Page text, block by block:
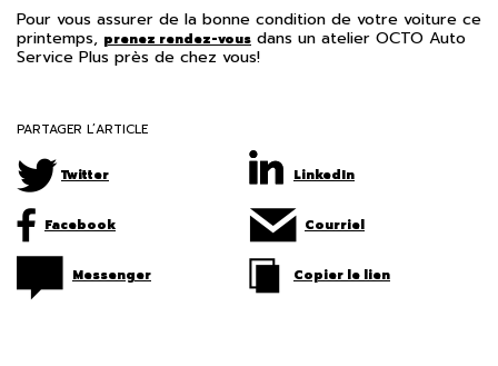
Pour vous assurer de la bonne condition de votre voiture ce
printemps, prenez rendez-vous dans un atelier OCTO Auto
Service Plus près de chez vous!
PARTAGER L’ARTICLE
Twitter LinkedIn
Facebook Courriel
Messenger Copier le lien